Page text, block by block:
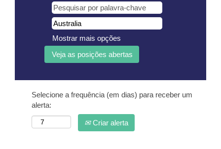
Mostrar mais opções
Selecione a frequência (em dias) para receber um
alerta:
Criar alerta